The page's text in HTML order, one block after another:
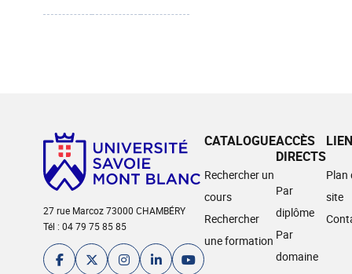
27 rue Marcoz 73000 CHAMBÉRY
Tél : 04 79 75 85 85
CATALOGUE
Rechercher un
cours
Rechercher
une formation
ACCÈS
DIRECTS
Par
diplôme
Par
domaine
Plan
site